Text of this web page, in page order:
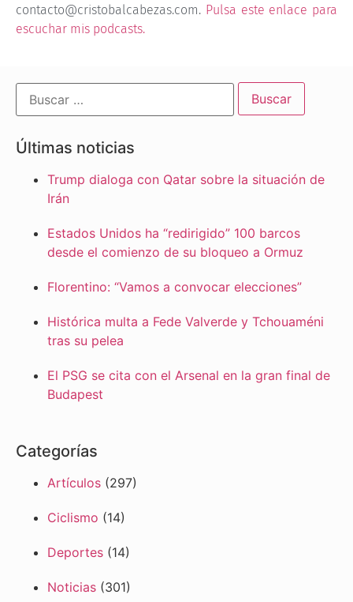
contacto@cristobalcabezas.com. Pulsa este enlace para
escuchar mis podcasts.
Últimas noticias
Trump dialoga con Qatar sobre la situación de
Irán
Estados Unidos ha “redirigido” 100 barcos
desde el comienzo de su bloqueo a Ormuz
Florentino: “Vamos a convocar elecciones”
Histórica multa a Fede Valverde y Tchouaméni
tras su pelea
El PSG se cita con el Arsenal en la gran final de
Budapest
Categorías
Artículos (297)
Ciclismo (14)
Deportes (14)
Noticias (301)